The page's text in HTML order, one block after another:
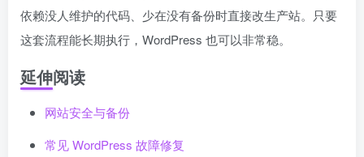
依赖没人维护的代码、少在没有备份时直接改生产站。只要
这套流程能长期执行，WordPress 也可以非常稳。
延伸阅读
网站安全与备份
常见 WordPress 故障修复